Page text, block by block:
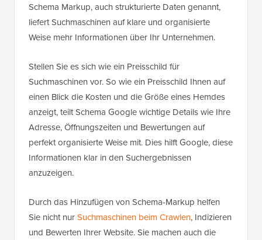
Schema Markup, auch strukturierte Daten genannt,
liefert Suchmaschinen auf klare und organisierte
Weise mehr Informationen über Ihr Unternehmen.
Stellen Sie es sich wie ein Preisschild für
Suchmaschinen vor. So wie ein Preisschild Ihnen auf
einen Blick die Kosten und die Größe eines Hemdes
anzeigt, teilt Schema Google wichtige Details wie Ihre
Adresse, Öffnungszeiten und Bewertungen auf
perfekt organisierte Weise mit. Dies hilft Google, diese
Informationen klar in den Suchergebnissen
anzuzeigen.
Durch das Hinzufügen von Schema-Markup helfen
Sie nicht nurSuchmaschinen beim Crawlen, Indizieren
und Bewerten Ihrer Website. Sie machen auch die